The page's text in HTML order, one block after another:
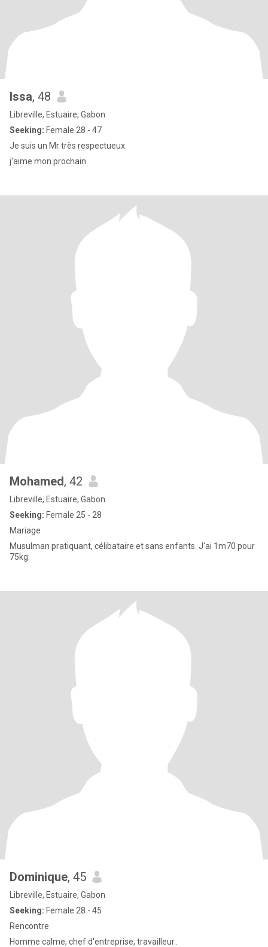
Issa, 48
Libreville, Estuaire, Gabon
Seeking: Female 28 - 47
Je suis un Mr très respectueux
j'aime mon prochain
Mohamed, 42
Libreville, Estuaire, Gabon
Seeking: Female 25 - 28
Mariage
Musulman pratiquant, célibataire et sans enfants. J'ai 1m70 pour
75kg.
Dominique, 45
Libreville, Estuaire, Gabon
Seeking: Female 28 - 45
Rencontre
Homme calme, chef d'entreprise, travailleur..